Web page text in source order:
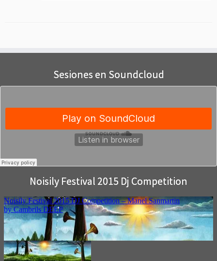
Sesiones en Soundcloud
Noisily Festival 2015 Dj Competition